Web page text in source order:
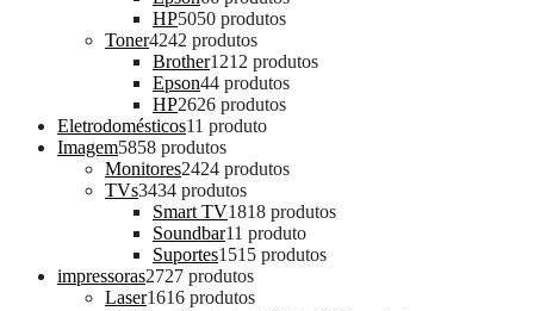
HP5050 produtos
Toner4242 produtos
Brother1212 produtos
Epson44 produtos
HP2626 produtos
Eletrodomésticos11 produto
Imagem5858 produtos
Monitores2424 produtos
TVs3434 produtos
Smart TV1818 produtos
Soundbar11 produto
Suportes1515 produtos
impressoras2727 produtos
Laser1616 produtos